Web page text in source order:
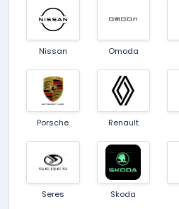
Nissan Omoda
Porsche Renault
Seres Skoda